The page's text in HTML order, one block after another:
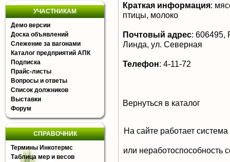
УЧАСТНИКАМ
Демо версии
Доска объявлений
Слежение за вагонами
Каталог предприятий АПК
Подписка
Прайс-листы
Вопросы и ответы
Список должников
Выставки
Форум
СПРАВОЧНИК
Термины Инкотермс
Таблица мер и весов
Краткая информация:
птицы, молоко
Почтовый адрес: 606495,
Линда, ул. Северная
Телефон: 4-11-72
Вернуться в каталог
На сайте работает
или неработоспособность